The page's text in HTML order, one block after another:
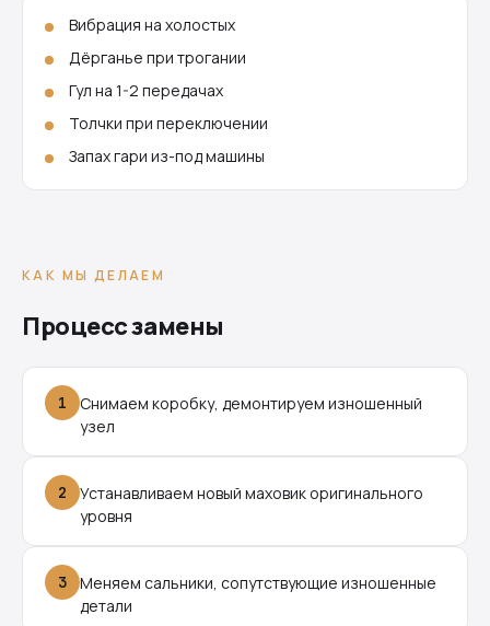
Вибрация на холостых
Дёрганье при трогании
Гул на 1-2 передачах
Толчки при переключении
Запах гари из-под машины
КАК МЫ ДЕЛАЕМ
Процесс замены
1
Снимаем коробку, демонтируем изношенный
узел
2
Устанавливаем новый маховик оригинального
уровня
3
Меняем сальники, сопутствующие изношенные
детали